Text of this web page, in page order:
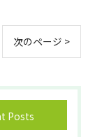
次のページ >
Posts